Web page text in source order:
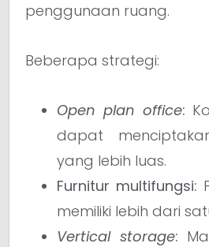
penggunaan ruang.
Beberapa strategi:
Open plan office:
dapat
yang lebih luas.
Furnitur multifungsi:
memiliki lebih dari
Vertical storage: